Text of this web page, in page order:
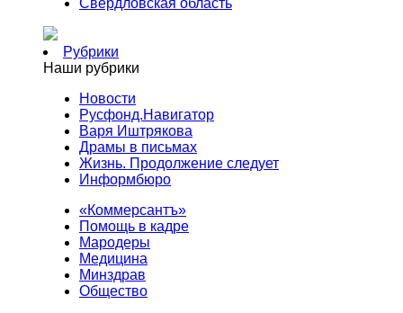
Свердловская область
Рубрики
Наши рубрики
Новости
Русфонд.Навигатор
Варя Иштрякова
Драмы в письмах
Жизнь. Продолжение следует
Информбюро
«Коммерсантъ»
Помощь в кадре
Мародеры
Медицина
Минздрав
Общество